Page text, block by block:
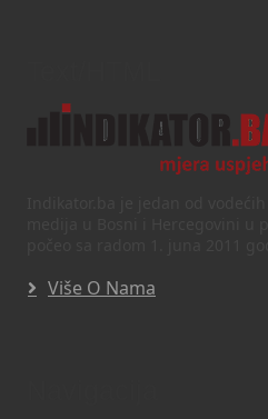
Više O Nama